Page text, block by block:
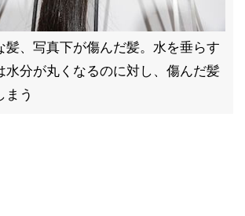
髪、写真下が傷んだ髪。水を垂らす
水分が丸くなるのに対し、傷んだ髪
まう